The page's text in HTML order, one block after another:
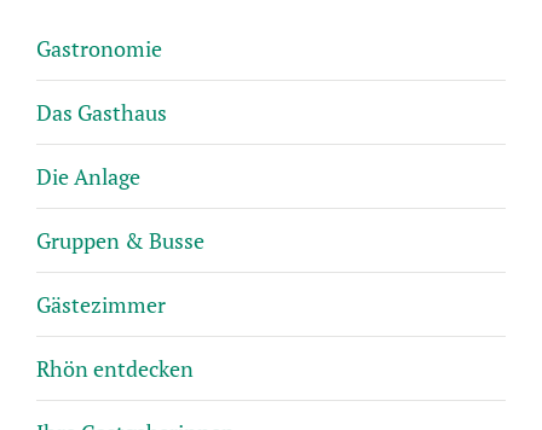
Gastronomie
Das Gasthaus
Die Anlage
Gruppen & Busse
Gästezimmer
Rhön entdecken